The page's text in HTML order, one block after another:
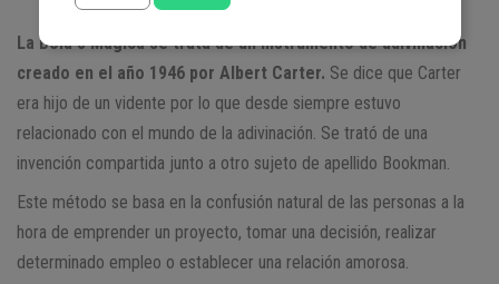
La Bola 8 Mágica se trata de un instrumento de adivinación
creado en el año 1946 por Albert Carter. Se dice que Carter
era hijo de un vidente por lo que desde siempre estuvo
relacionado con el mundo de la adivinación. Se trató de una
invención compartida junto a otro sujeto de apellido Bookman.
Este método se basa en la confusión natural de las personas a la
hora de emprender un proyecto, tomar una decisión, realizar
determinado empleo o establecer una relación amorosa.